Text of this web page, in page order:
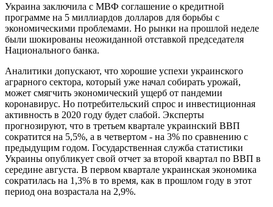
Украина заключила с МВФ соглашение о кредитной
программе на 5 миллиардов долларов для борьбы с
экономическими проблемами. Но рынки на прошлой неделе
были шокированы неожиданной отставкой председателя
Национального банка.
Аналитики допускают, что хорошие успехи украинского
аграрного сектора, который уже начал собирать урожай,
может смягчить экономический ущерб от пандемии
коронавирус. Но потребительский спрос и инвестиционная
активность в 2020 году будет слабой. Эксперты
прогнозируют, что в третьем квартале украинский ВВП
сократится на 5,5%, а в четвертом - на 3% по сравнению с
предыдущим годом. Государственная служба статистики
Украины опубликует свой отчет за второй квартал по ВВП в
середине августа. В первом квартале украинская экономика
сократилась на 1,3% в то время, как в прошлом году в этот
период она возрастала на 2,9%.